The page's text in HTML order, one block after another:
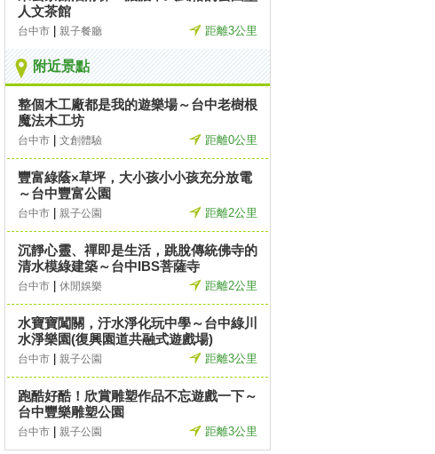
人文茶館
台中市 親子餐廳 距離3公里
附近景點
整個木工廠都是我的遊樂場～台中老樹根
魔法木工坊
台中市 文創體驗 距離0公里
豐富綠蔭×草坪，大小孩小小孩充分放電
～台中豐富公園
台中市 親子公園 距離2公里
沉靜心靈、禪即是生活，跳脫傳統佛寺的
清水模綠建築～台中IBS菩薩寺
台中市 休閒娛樂 距離2公里
水寶寶闖關，汙水淨化玩中學～台中綠川
水淨樂園(復興園道共融式遊戲場)
台中市 親子公園 距離3公里
跑酷好酷！欣賞雕塑作品不忘遊戲一下～
台中豐樂雕塑公園
台中市 親子公園 距離3公里